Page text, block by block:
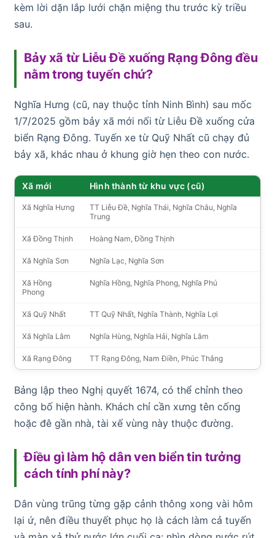
kèm lời dặn lắp lưới chặn miệng thu trước kỳ triều
sau.
Bảy xã từ Liễu Đề xuống Rạng Đông đều
nằm trong tuyến chứ?
Nghĩa Hưng (cũ, nay thuộc tỉnh Ninh Bình) sau mốc
1/7/2025 gồm bảy xã mới nối từ Liễu Đề xuống cửa
biển Rạng Đông. Tuyến xe từ Quỹ Nhất cũ chạy đủ
bảy xã, khác nhau ở khung giờ hẹn theo con nước.
Xã mới Hình thành từ khu vực (cũ)
Xã Nghĩa Hưng
TT Liễu Đề, Nghĩa Thái, Nghĩa Châu, Nghĩa
Trung
Xã Đồng Thịnh Hoàng Nam, Đồng Thịnh
Xã Nghĩa Sơn Nghĩa Lạc, Nghĩa Sơn
Xã Hồng
Phong
Nghĩa Hồng, Nghĩa Phong, Nghĩa Phú
Xã Quỹ Nhất TT Quỹ Nhất, Nghĩa Thành, Nghĩa Lợi
Xã Nghĩa Lâm Nghĩa Hùng, Nghĩa Hải, Nghĩa Lâm
Xã Rạng Đông TT Rạng Đông, Nam Điền, Phúc Thắng
Bảng lập theo Nghị quyết 1674, có thể chỉnh theo
công bố hiện hành. Khách chỉ cần xưng tên cống
hoặc đê gần nhà, tài xế vùng này thuộc đường.
Điều gì làm hộ dân ven biển tin tưởng
cách tính phí này?
Dân vùng trũng từng gặp cảnh thông xong vài hôm
lại ứ, nên điều thuyết phục họ là cách làm cả tuyến